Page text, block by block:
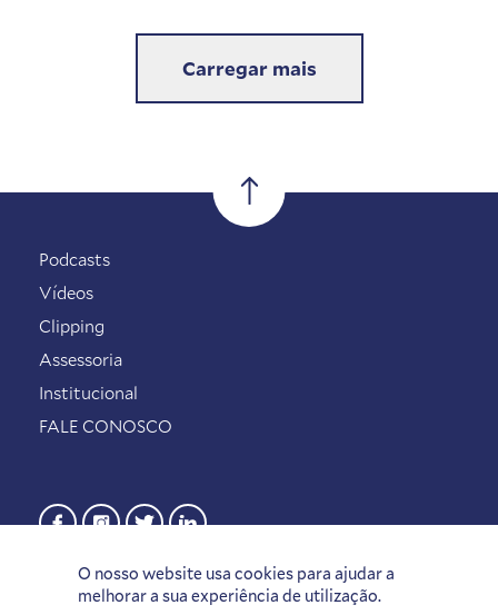
Carregar mais
O nosso website usa cookies para ajudar a
melhorar a sua experiência de utilização.
Podcasts
Vídeos
Clipping
Assessoria
Institucional
FALE CONOSCO